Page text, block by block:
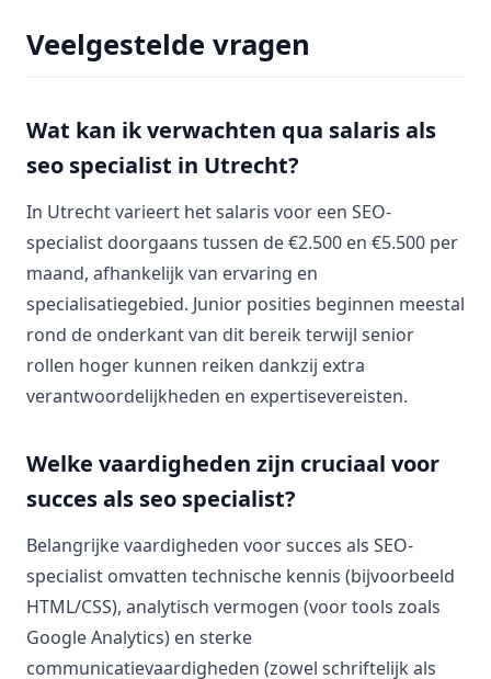
Veelgestelde vragen
Wat kan ik verwachten qua salaris als
seo specialist in Utrecht?
In Utrecht varieert het salaris voor een SEO-
specialist doorgaans tussen de €2.500 en €5.500 per
maand, afhankelijk van ervaring en
specialisatiegebied. Junior posities beginnen meestal
rond de onderkant van dit bereik terwijl senior
rollen hoger kunnen reiken dankzij extra
verantwoordelijkheden en expertisevereisten.
Welke vaardigheden zijn cruciaal voor
succes als seo specialist?
Belangrijke vaardigheden voor succes als SEO-
specialist omvatten technische kennis (bijvoorbeeld
HTML/CSS), analytisch vermogen (voor tools zoals
Google Analytics) en sterke
communicatievaardigheden (zowel schriftelijk als